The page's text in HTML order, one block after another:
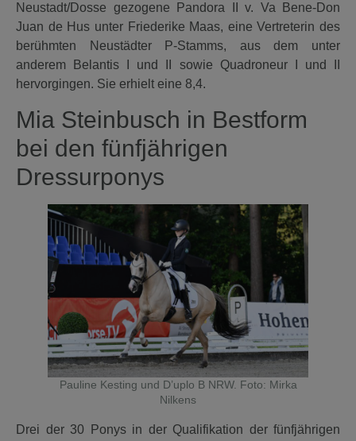
Neustadt/Dosse gezogene Pandora II v. Va Bene-Don
Juan de Hus unter Friederike Maas, eine Vertreterin des
berühmten Neustädter P-Stamms, aus dem unter
anderem Belantis I und II sowie Quadroneur I und II
hervorgingen. Sie erhielt eine 8,4.
Mia Steinbusch in Bestform
bei den fünfjährigen
Dressurponys
Pauline Kesting und D’uplo B NRW. Foto: Mirka
Nilkens
Drei der 30 Ponys in der Qualifikation der fünfjährigen